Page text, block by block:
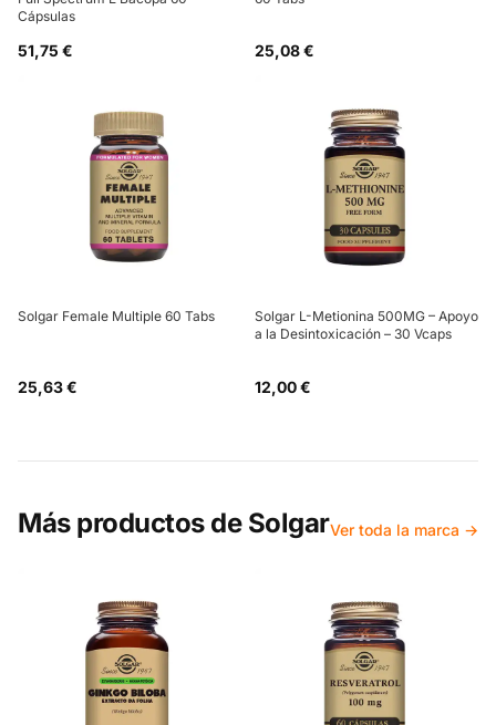
Cápsulas
51,75 € 25,08 €
Solgar Female Multiple 60 Tabs
25,63 €
Solgar L-Metionina 500MG – Apoyo
a la Desintoxicación – 30 Vcaps
12,00 €
Más productos de SolgarVer toda la marca →